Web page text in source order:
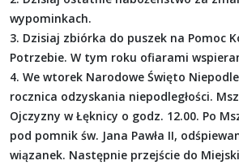
wypominkach.
3. Dzisiaj zbiórka do puszek na Pomoc
Potrzebie. W tym roku ofiarami
4. We wtorek Narodowe Święto
rocznica odzyskania niepodległości.
Ojczyzny w Łęknicy o godz. 12.00. Po
pod pomnik św. Jana Pawła II,
wiązanek. Następnie przejście do